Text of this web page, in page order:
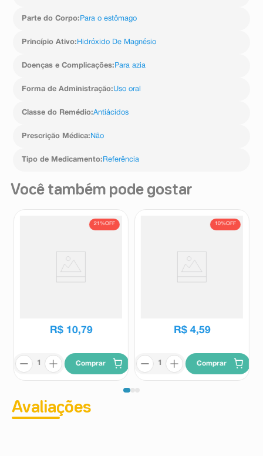
Parte do Corpo: Para o estômago
Princípio Ativo: Hidróxido De Magnésio
Doenças e Complicações: Para azia
Forma de Administração:Uso oral
Classe do Remédio:Antiácidos
Prescrição Médica: Não
Tipo de Medicamento: Referência
Você também pode gostar
21%OFF
R$ 10,79
Comprar
10%OFF
R$ 4,59
Comprar
Avaliações